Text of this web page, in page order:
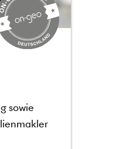
sowie